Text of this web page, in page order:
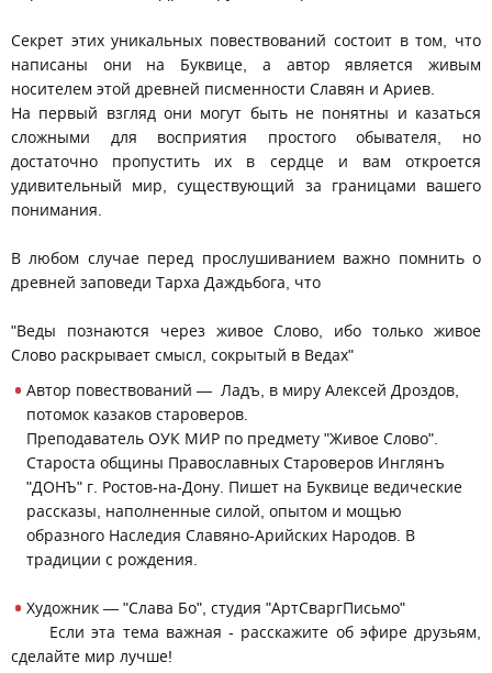
Секрет этих уникальных повествований состоит в том, что
написаны они на Буквице, а автор является живым
носителем этой древней писменности Славян и Ариев.
На первый взгляд они могут быть не понятны и казаться
сложными для восприятия простого обывателя, но
достаточно пропустить их в сердце и вам откроется
удивительный мир, существующий за границами вашего
понимания.
В любом случае перед прослушиванием важно помнить о
древней заповеди Тарха Даждьбога, что
"Веды познаются через живое Слово, ибо только живое
Слово раскрывает смысл, сокрытый в Ведах"
Автор повествований — Ладъ, в миру Алексей Дроздов,
потомок казаков староверов.
Преподаватель ОУК МИР по предмету "Живое Слово".
Староста общины Православных Староверов Инглянъ
"ДОНЪ" г. Ростов-на-Дону. Пишет на Буквице ведические
рассказы, наполненные силой, опытом и мощью
образного Наследия Славяно-Арийских Народов. В
традиции с рождения.
Художник — "Слава Бо", студия "АртСваргПисьмо"
Если эта тема важная - расскажите об эфире друзьям,
сделайте мир лучше!